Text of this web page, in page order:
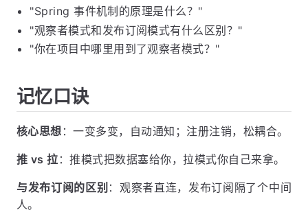
"Spring 事件机制的原理是什么？"
"观察者模式和发布订阅模式有什么区别？"
"你在项目中哪里用到了观察者模式？"
记忆口诀
核心思想 ：一变多变，自动通知；注册注销，松耦合。
推 vs 拉 ：推模式把数据塞给你，拉模式你自己来拿。
与发布订阅的区别 ：观察者直连，发布订阅隔了个中间
人。